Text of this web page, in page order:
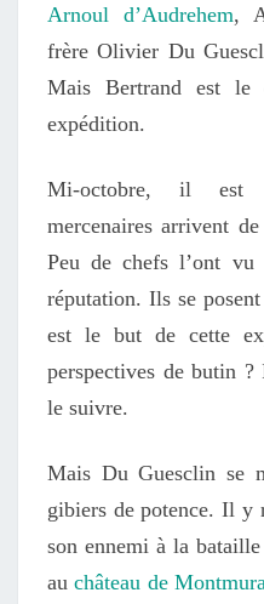
Arnoul d’Audrehem,
frère Olivier Du
Mais Bertrand est le
expédition.
Mi-octobre, il est
mercenaires arrivent
Peu de chefs l’ont vu
réputation. Ils se
est le but de cette
perspectives de butin
le suivre.
Mais Du Guesclin se
gibiers de potence. Il y
son ennemi à la
au château de